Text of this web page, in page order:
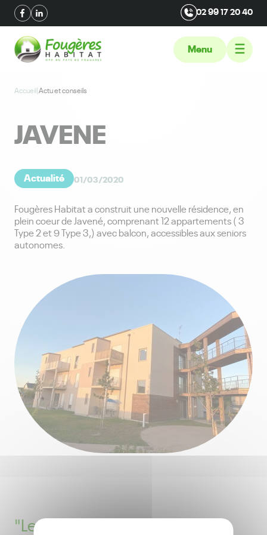
02 99 17 20 40
Menu
Accueil|Actu et conseils
JAVENE
Actualité 01/03/2020
Fougères Habitat a construit une nouvelle résidence, en
plein coeur de Javené, comprenant 12 appartements ( 3
Type 2 et 9 Type 3,) avec balcon, accessibles aux seniors
autonomes.
"Les jardins de Victor Hugo" à